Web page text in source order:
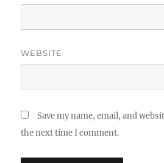
WEBSITE
Save my name, email, and
the next time I comment.